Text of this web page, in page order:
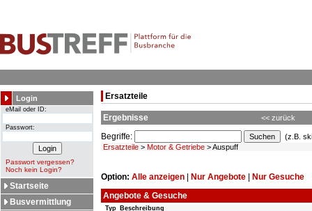
Login
eMail oder ID:
Passwort:
Passwort vergessen?
Noch kein Login?
Startseite
Busvermittlung
Ersatzteile
Ergebnisse << zurück
Begriffe:
(z.B.
Ersatzteile > Motor & Getriebe > Auspuff
Option: Alle anzeigen Nur Angebote
Nur Gesuche
Angebote & Gesuche
Typ Beschreibung